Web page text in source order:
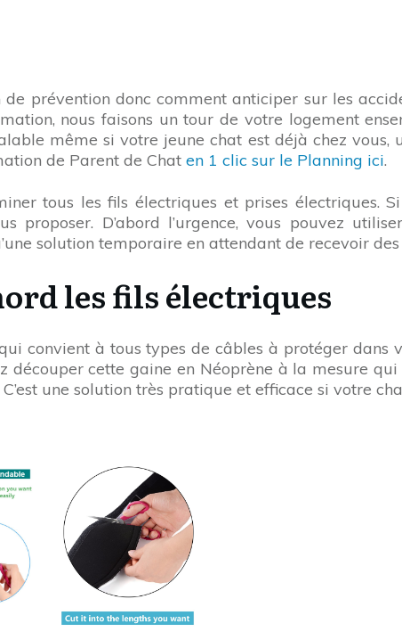
prévention donc comment anticiper sur les
nous faisons un tour de votre logement
même si votre jeune chat est déjà chez
de Parent de Chat en 1 clic sur le Planning ici.
tous les fils électriques et prises électriques.
proposer. D’abord l’urgence, vous pouvez
solution temporaire en attendant de recevoir
les fils électriques
convient à tous types de câbles à protéger dans
découper cette gaine en Néoprène à la mesure
une solution très pratique et efficace si votre